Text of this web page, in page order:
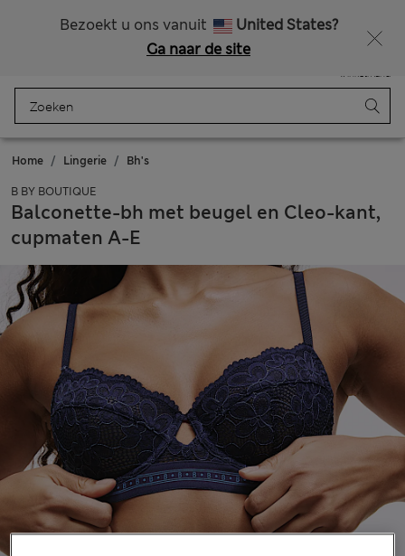
Bezoekt u ons vanuit
United States?
Ga naar de site
Winkelmand
Home Lingerie Bh's
B BY BOUTIQUE
Balconette-bh met beugel en Cleo-kant,
cupmaten A-E